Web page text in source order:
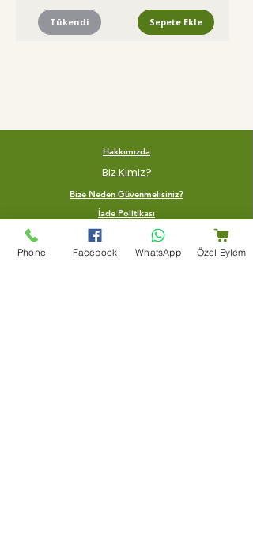
Tükendi Sepete Ekle
Hakkımızda
Biz Kimiz?
Bize Neden Güvenmelisiniz?
İade Politikası
Gönderim politikası
Phone Facebook WhatsApp Özel Eylem